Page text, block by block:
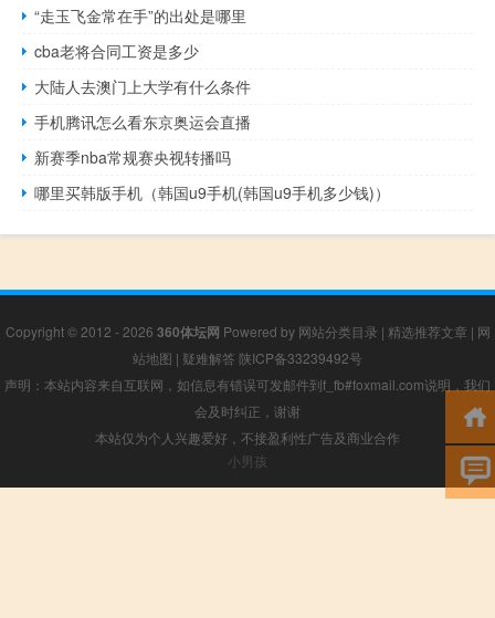
“走玉飞金常在手”的出处是哪里
cba老将合同工资是多少
大陆人去澳门上大学有什么条件
手机腾讯怎么看东京奥运会直播
新赛季nba常规赛央视转播吗
哪里买韩版手机（韩国u9手机(韩国u9手机多少钱)）
Copyright © 2012 - 2026 360体坛网 Powered by 网站分类目录 | 精选推荐文章 | 网
站地图 | 疑难解答 陕ICP备33239492号
声明：本站内容来自互联网，如信息有错误可发邮件到f_fb#foxmail.com说明，我们
会及时纠正，谢谢
本站仅为个人兴趣爱好，不接盈利性广告及商业合作
小男孩